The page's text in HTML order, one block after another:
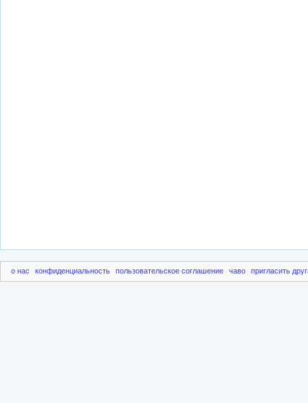
о нас конфиденциальность пользовательское соглашение чаво пригласить